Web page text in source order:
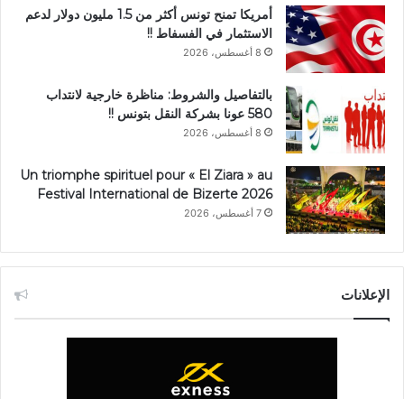
أمريكا تمنح تونس أكثر من 1.5 مليون دولار لدعم
الاستثمار في الفسفاط !!
8 أغسطس، 2026
بالتفاصيل والشروط: مناظرة خارجية لانتداب
580 عونا بشركة النقل بتونس !!
8 أغسطس، 2026
Un triomphe spirituel pour « El Ziara » au
Festival International de Bizerte 2026
7 أغسطس، 2026
الإعلانات